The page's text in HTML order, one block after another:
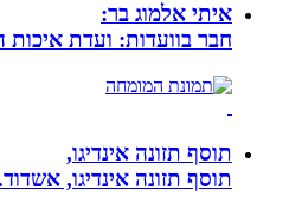
איתי אלמוג בר:
חבר בוועדות: ועדת
תוסף תזונה אינדיגו,
תוסף תזונה אינדיגו,